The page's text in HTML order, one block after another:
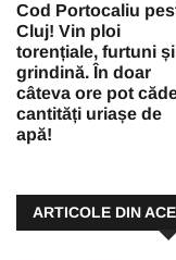
Cod Portocaliu
Cluj! Vin ploi
torențiale, furtuni și
grindină. În doar
câteva ore pot
cantități uriașe de
apă!
ARTICOLE DIN